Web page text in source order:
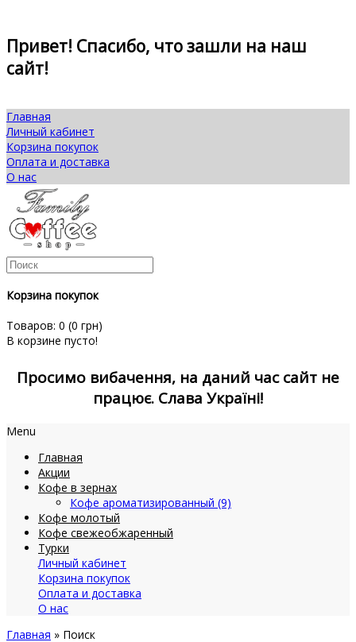
Привет! Спасибо, что зашли на наш
сайт!
Главная
Личный кабинет
Корзина покупок
Оплата и доставка
О нас
Корзина покупок
Товаров: 0 (0 грн)
В корзине пусто!
Просимо вибачення, на даний час сайт не
працює. Слава Україні!
Menu
Главная
Акции
Кофе в зернах
Кофе ароматизированный (9)
Кофе молотый
Кофе свежеобжаренный
Турки
Личный кабинет
Корзина покупок
Оплата и доставка
О нас
Главная » Поиск